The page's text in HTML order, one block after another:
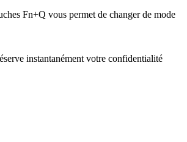
Fn+Q vous permet de changer de mode
instantanément votre confidentialité